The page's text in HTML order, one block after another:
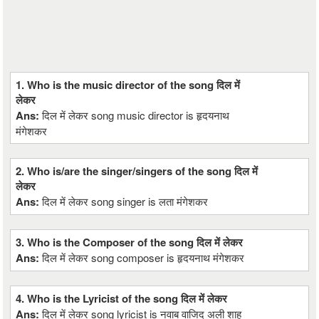
1. Who is the music director of the song दिल में
लेकर
Ans:दिल में लेकर song music director is हृदयनाथ
मंगेशकर
2. Who is/are the singer/singers of the song दिल में
लेकर
Ans:दिल में लेकर song singer is लता मंगेशकर
3. Who is the Composer of the song दिल में लेकर
Ans:दिल में लेकर song composer is हृदयनाथ मंगेशकर
4. Who is the Lyricist of the song दिल में लेकर
Ans:दिल में लेकर song lyricist is नवाब वाजिद अली शाह